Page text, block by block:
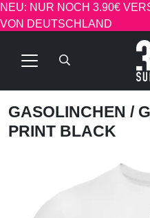
NEU: NUR NOCH 3.90€
VON DEUTSCHLAND
GASOLINCHEN /
PRINT BLACK